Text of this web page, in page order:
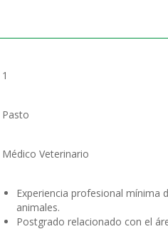
1
Pasto
Médico Veterinario
Experiencia profesional mínima
animales.
Postgrado relacionado con el